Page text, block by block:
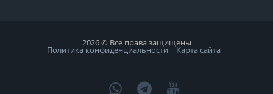
2026 © Все права защищены
Политика конфиденциальности Карта сайта